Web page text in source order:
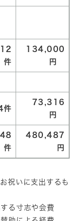
件
134,000
円
件
73,316
円
件
480,487
円
祝いに支出するも
る寸志や会費